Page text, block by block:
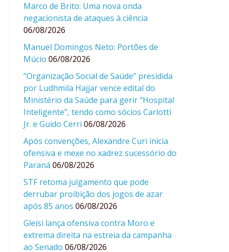
Marco de Brito: Uma nova onda
negacionista de ataques à ciência
06/08/2026
Manuel Domingos Neto: Portões de
Múcio 06/08/2026
“Organização Social de Saúde” presidida
por Ludhmila Hajjar vence edital do
Ministério da Saúde para gerir “Hospital
Inteligente”, tendo como sócios Carlotti
Jr. e Guido Cerri 06/08/2026
Após convenções, Alexandre Curi inicia
ofensiva e mexe no xadrez sucessório do
Paraná 06/08/2026
STF retoma julgamento que pode
derrubar proibição dos jogos de azar
após 85 anos 06/08/2026
Gleisi lança ofensiva contra Moro e
extrema direita na estreia da campanha
ao Senado 06/08/2026